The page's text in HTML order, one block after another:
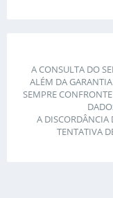
A CONSULTA DO
ALÉM DA
SEMPRE
A DISCORDÂNCIA
TENTATIVA